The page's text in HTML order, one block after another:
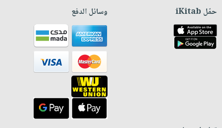
حمّل iKitab وسائل الدفع